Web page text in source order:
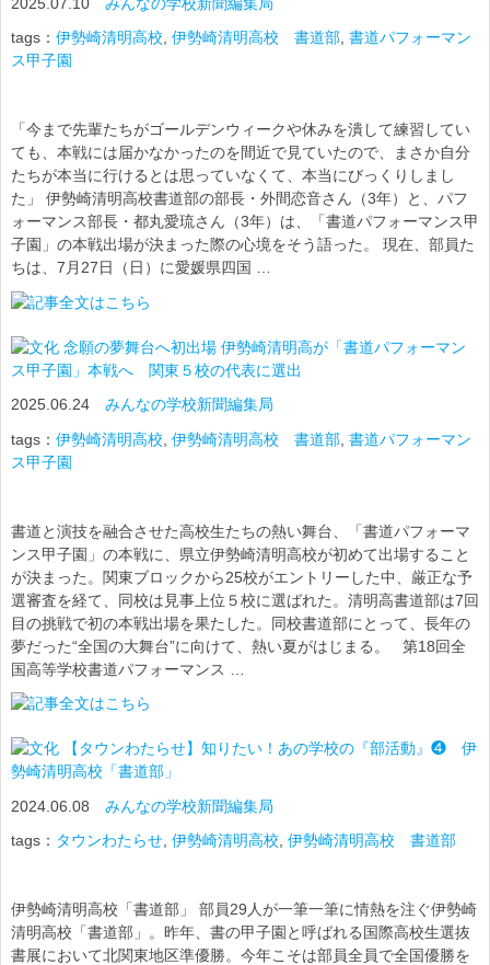
tags： 伊勢崎清明高校 伊勢崎清明高校 書道部 書道パフォーマン
ス甲子園
「今まで先輩たちがゴールデンウィークや休みを潰して練習してい
ても、本戦には届かなかったのを間近で見ていたので、まさか自分
たちが本当に行けるとは思っていなくて、本当にびっくりしまし
た」 伊勢崎清明高校書道部の部長・外間恋音さん（3年）と、パフ
ォーマンス部長・都丸愛琉さん（3年）は、「書道パフォーマンス甲
子園」の本戦出場が決まった際の心境をそう語った。 現在、部員た
ちは、7月27日（日）に愛媛県四国 …
念願の夢舞台へ初出場 伊勢崎清明高が「書道パフォーマン
ス甲子園」本戦へ 関東５校の代表に選出
2025.06.24 みんなの学校新聞編集局
tags： 伊勢崎清明高校 伊勢崎清明高校 書道部 書道パフォーマン
ス甲子園
書道と演技を融合させた高校生たちの熱い舞台、「書道パフォーマ
ンス甲子園」の本戦に、県立伊勢崎清明高校が初めて出場すること
が決まった。関東ブロックから25校がエントリーした中、厳正な予
選審査を経て、同校は見事上位５校に選ばれた。清明高書道部は7回
目の挑戦で初の本戦出場を果たした。同校書道部にとって、長年の
夢だった“全国の大舞台”に向けて、熱い夏がはじまる。 第18回全
国高等学校書道パフォーマンス …
【タウンわたらせ】知りたい！あの学校の『部活動』❹ 伊
勢崎清明高校「書道部」
2024.06.08 みんなの学校新聞編集局
tags： タウンわたらせ 伊勢崎清明高校 伊勢崎清明高校 書道部
伊勢崎清明高校「書道部」 部員29人が一筆一筆に情熱を注ぐ伊勢崎
清明高校「書道部」。昨年、書の甲子園と呼ばれる国際高校生選抜
書展において北関東地区準優勝。今年こそは部員全員で全国優勝を